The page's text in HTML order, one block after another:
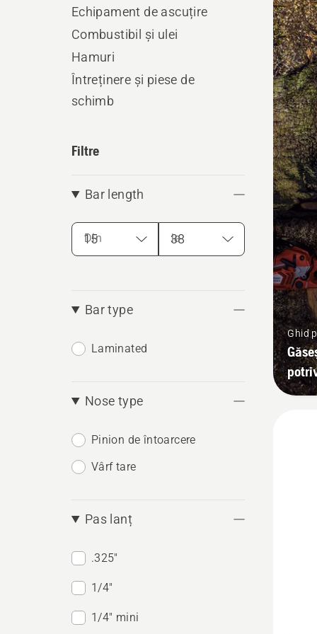
Echipament de ascuțire
Combustibil și ulei
Hamuri
Întreținere și piese de
schimb
Filtre
Bar length
Din la
Bar type
Laminated
Nose type
Pinion de întoarcere
Vârf tare
Pas lanț
.325"
1/4"
1/4" mini
Ghid